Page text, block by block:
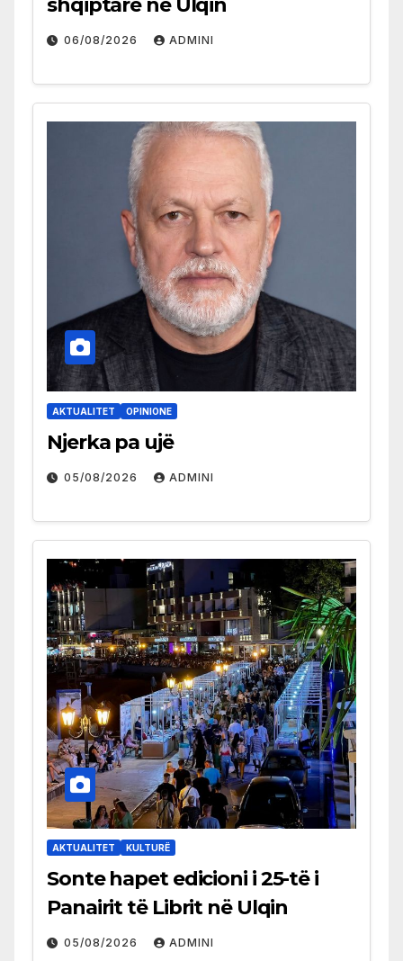
shqiptare në Ulqin
06/08/2026 ADMINI
AKTUALITET OPINIONE
Njerka pa ujë
05/08/2026 ADMINI
AKTUALITET KULTURË
Sonte hapet edicioni i 25-të i
Panairit të Librit në Ulqin
05/08/2026 ADMINI